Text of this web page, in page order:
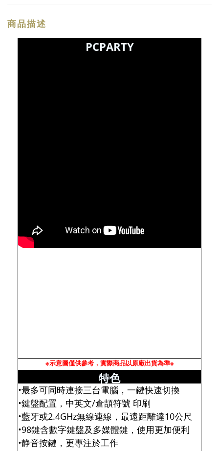
商品描述
PCPARTY
※示意圖僅供參考，實際商品以原廠出貨為準※
特色
•最多可同時連接三台電腦，一鍵快速切換
•鍵盤配置，中英文/倉頡符號 印刷
•藍牙或2.4GHz無線連線，最遠距離達10公尺
•98鍵含數字鍵盤及多媒體鍵，使用更加便利
•静音按鍵，更專注於工作